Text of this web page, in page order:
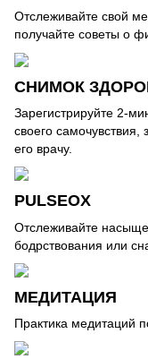
Отслеживайте свой
получайте советы о
СНИМОК
Зарегистрируйте 2-
своего самочувствия,
его врачу.
PULSEOX
Отслеживайте
бодрствования или
МЕДИТАЦИЯ
Практика медитаций